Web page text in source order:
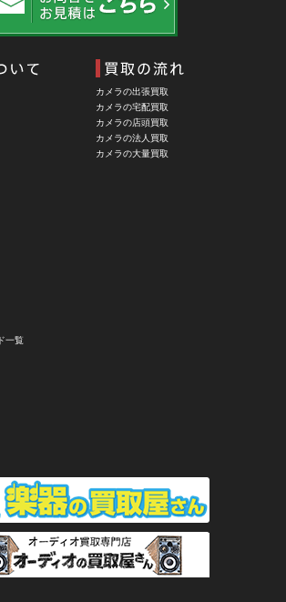
キャディ）
）
ールツアイスイエナ）
エル）
（ちよだしょうかい）
）
ト）
ミス）
ルド）
インターナショナル）
カメラの出張買取
カメラの宅配買取
カメラの店頭買取
カメラの法人買取
カメラの大量買取
一覧